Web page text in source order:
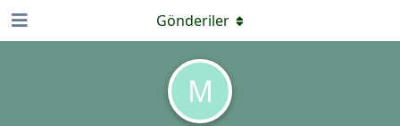
M
Gönderiler